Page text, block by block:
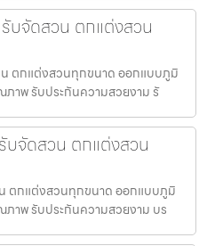
บจัดสวน ตกแต่งสวน
ตกแต่งสวนทุกขนาด ออกแบบภูมิ
ภาพ รับประกันความสวยงาม รั
จัดสวน ตกแต่งสวน
ตกแต่งสวนทุกขนาด ออกแบบภูมิ
ภาพ รับประกันความสวยงาม บร